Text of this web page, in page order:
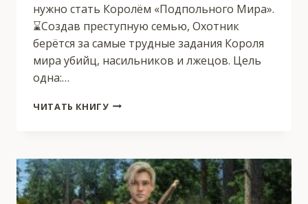
нужно стать Королём «Подпольного Мира».
⌛️Создав преступную семью, Охотник
берётся за самые трудные задания Короля
мира убийц, насильников и лжецов. Цель
одна:…
ЧИТАТЬ КНИГУОХОТНИК